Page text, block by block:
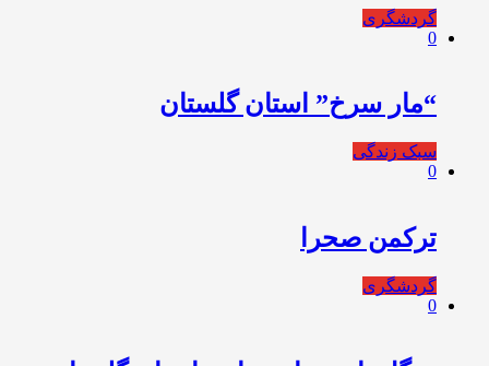
گردشگری
0
“مار سرخ” استان گلستان
سبک زندگی
0
ترکمن صحرا
گردشگری
0